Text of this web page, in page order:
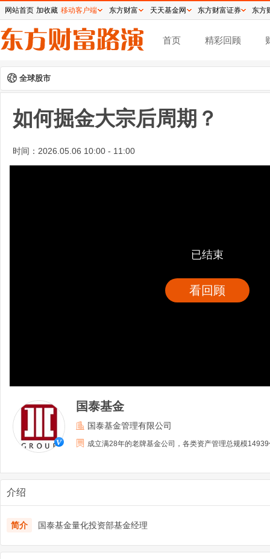
首页 精彩回顾
全球股市
如何掘金大宗后周期？
时间： 2026.05.06 10:00 - 11:00
已结束
看回顾
国泰基金
国泰基金管理有限公司
成立满28年的老牌基金公司，各类资产管理总规模
介绍
简介 国泰基金量化投资部基金经理
网站首页 加收藏 移动客户端 东方财富 天天基金网 东方财富证券 东方